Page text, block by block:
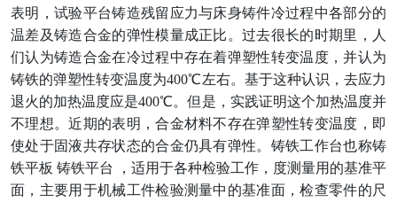
表明，试验平台铸造残留应力与床身铸件冷过程中各部分的
温差及铸造合金的弹性模量成正比。过去很长的时期里，人
们认为铸造合金在冷过程中存在着弹塑性转变温度，并认为
铸铁的弹塑性转变温度为400℃左右。基于这种认识，去应力
退火的加热温度应是400℃。但是，实践证明这个加热温度并
不理想。近期的表明，合金材料不存在弹塑性转变温度，即
使处于固液共存状态的合金仍具有弹性。铸铁工作台也称铸
铁平板 铸铁平台 ，适用于各种检验工作，度测量用的基准平
面，主要用于机械工件检验测量中的基准面，检查零件的尺